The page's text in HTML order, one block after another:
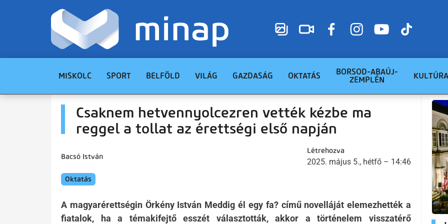
MISKOLC SPORT BELFÖLD VILÁG GAZDASÁG OKTATÁS
BORSOD-ABAÚJ-
ZEMPLÉN
KULTÚRA
Csaknem hetvennyolcezren vették kézbe ma
reggel a tollat az érettségi első napján
Bacsó István
Létrehozva
2025. május 5., hétfő – 14:46
Oktatás
A magyarérettségin Örkény István Meddig él egy fa? című novelláját elemezhették a
fiatalok, ha a témakifejtő esszét választották, akkor a történelem visszatérő